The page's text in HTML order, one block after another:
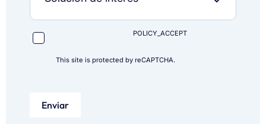
POLICY_ACCEPT
This site is protected by reCAPTCHA.
Enviar